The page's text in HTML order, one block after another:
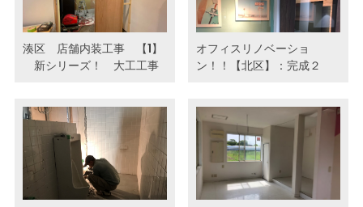
湊区 店舗内装工事 【1】
新シリーズ！ 大工工事
オフィスリノベーショ
ン！！【北区】：完成２